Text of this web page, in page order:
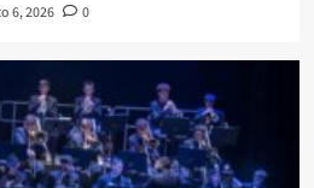
6, 2026 0